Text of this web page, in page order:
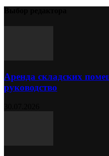
Аренда складских
руководство